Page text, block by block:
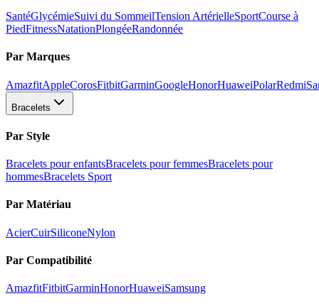
SantéGlycémieSuivi du SommeilTension ArtérielleSportCourse à
PiedFitnessNatationPlongéeRandonnée
Par Marques
AmazfitAppleCorosFitbitGarminGoogleHonorHuaweiPolarRedmi
Bracelets
Par Style
Bracelets pour enfantsBracelets pour femmesBracelets pour
hommesBracelets Sport
Par Matériau
AcierCuirSiliconeNylon
Par Compatibilité
AmazfitFitbitGarminHonorHuaweiSamsung